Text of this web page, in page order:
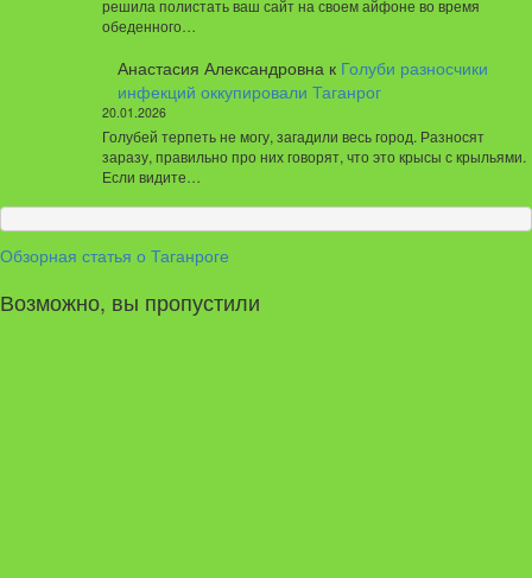
решила полистать ваш сайт на своем айфоне во время
обеденного…
Анастасия Александровна к Голуби разносчики
инфекций оккупировали Таганрог
20.01.2026
Голубей терпеть не могу, загадили весь город. Разносят
заразу, правильно про них говорят, что это крысы с крыльями.
Если видите…
Обзорная статья о Таганроге
Возможно, вы пропустили